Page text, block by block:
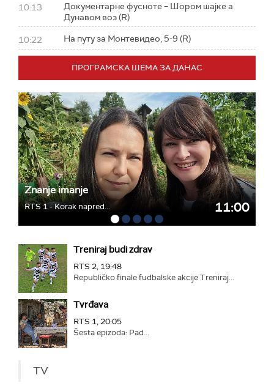
10:13
Документарне фусноте – Шором шајке а
Дунавом воз (R)
10:22 На путу за Монтевидео, 5-9 (R)
ПРОГРАМСКА ШЕМА ЗА ДАНАС
Znanje imanje
RTS 1 - Korak napred... 11:00
Treniraj budi zdrav
RTS 2, 19:48
Republičko finale fudbalske akcije Treniraj...
Tvrđava
RTS 1, 20:05
Šesta epizoda: Pad...
TV